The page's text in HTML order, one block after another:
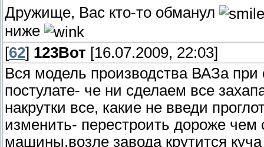
Дружище, Вас кто-то обманул
ниже
[62] 123Вот [16.07.2009, 22:03]
Вся модель производства ВАЗа
постулате- че ни сделаем все
накрутки все, какие не введи
изменить- перестроить дороже
машины,возле завода крутится